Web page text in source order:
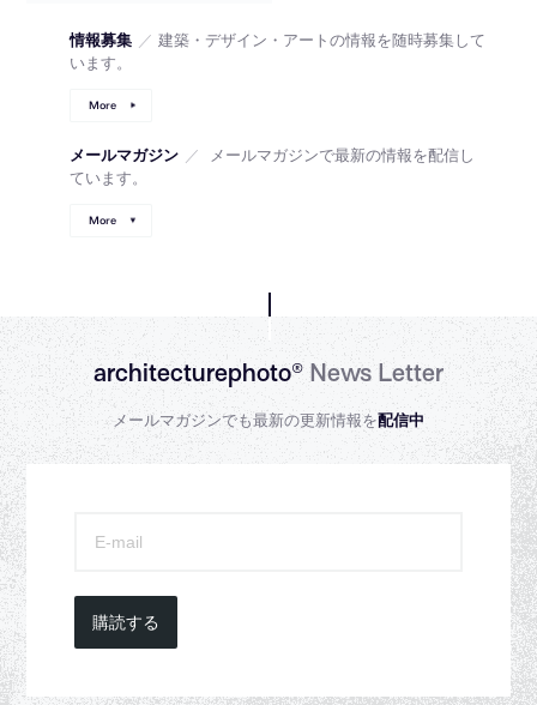
情報募集 ／ 建築・デザイン・アートの情報を随時募集して
います。
More
メールマガジン ／
メールマガジンで最新の情報を配信し
ています。
More
architecturephoto®News Letter
メールマガジンでも最新の更新情報を配信中
購読する